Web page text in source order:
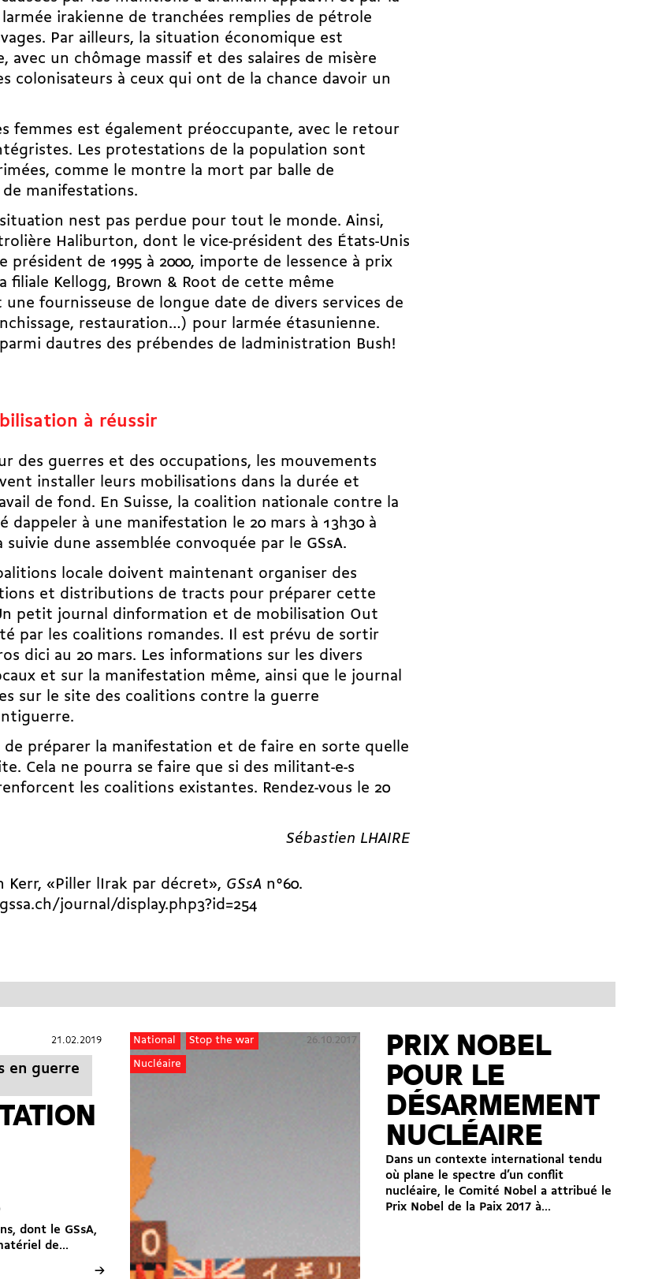
irakienne de tranchées remplies de pétrole
Par ailleurs, la situation économique est
avec un chômage massif et des salaires de misère
colonisateurs à ceux qui ont de la chance davoir un
femmes est également préoccupante, avec le retour
Les protestations de la population sont
comme le montre la mort par balle de
manifestations.
nest pas perdue pour tout le monde. Ainsi,
Haliburton, dont le vice-président des États-Unis
président de 1995 à 2000, importe de lessence à prix
filiale Kellogg, Brown & Root de cette même
une fournisseuse de longue date de divers services de
restauration…) pour larmée étasunienne.
dautres des prébendes de ladministration Bush!
à réussir
des guerres et des occupations, les mouvements
installer leurs mobilisations dans la durée et
de fond. En Suisse, la coalition nationale contre la
dappeler à une manifestation le 20 mars à 13h30 à
suivie dune assemblée convoquée par le GSsA.
locale doivent maintenant organiser des
et distributions de tracts pour préparer cette
petit journal dinformation et de mobilisation Out
par les coalitions romandes. Il est prévu de sortir
dici au 20 mars. Les informations sur les divers
et sur la manifestation même, ainsi que le journal
sur le site des coalitions contre la guerre
.
de préparer la manifestation et de faire en sorte quelle
Cela ne pourra se faire que si des militant-e-s
les coalitions existantes. Rendez-vous le 20
Sébastien LHAIRE
Kerr, «Piller lIrak par décret», GSsAn°60.
journal/display.php3?id=254
21.02.2019
21.02.2019
en guerre
dont le GSsA,
de...
→
National
Stop the war
Nucléaire
26.10.2017
PRIX NOBEL
POUR LE
DÉSARMEMENT
NUCLÉAIRE
Dans un contexte international tendu
où plane le spectre d’un conflit
nucléaire, le Comité Nobel a attribué le
Prix Nobel de la Paix 2017 à...